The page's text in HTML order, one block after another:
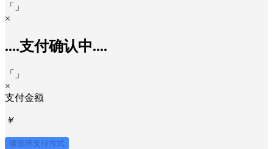
「
」
×
....支付确认中....
「
」
×
支付金额
￥
请选择支付方式